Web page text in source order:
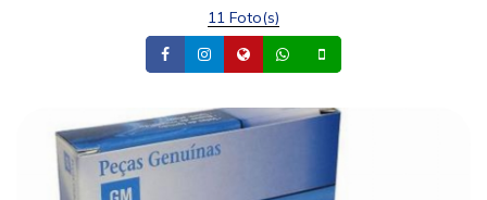
11 Foto(s)
FacebookInstagram
Site Whatsapp